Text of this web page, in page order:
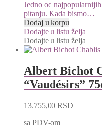
Jedno od
pitanju. Kada bismo…
Dodaj u korpu
Dodajte u listu želja
Dodajte u listu želja
Albert Bichot
“Vaudésirs”
13.755,00 RSD
sa PDV-om